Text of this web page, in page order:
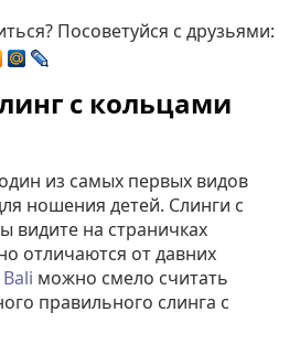
Посоветуйся с друзьями:
с кольцами
из самых первых видов
ношения детей. Слинги с
видите на страничках
отличаются от давних
можно смело считать
правильного слинга с